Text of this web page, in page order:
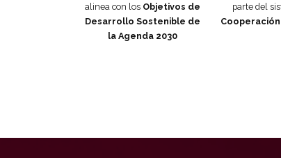
alinea con los Objetivos de
Desarrollo Sostenible de
la Agenda 2030
parte del